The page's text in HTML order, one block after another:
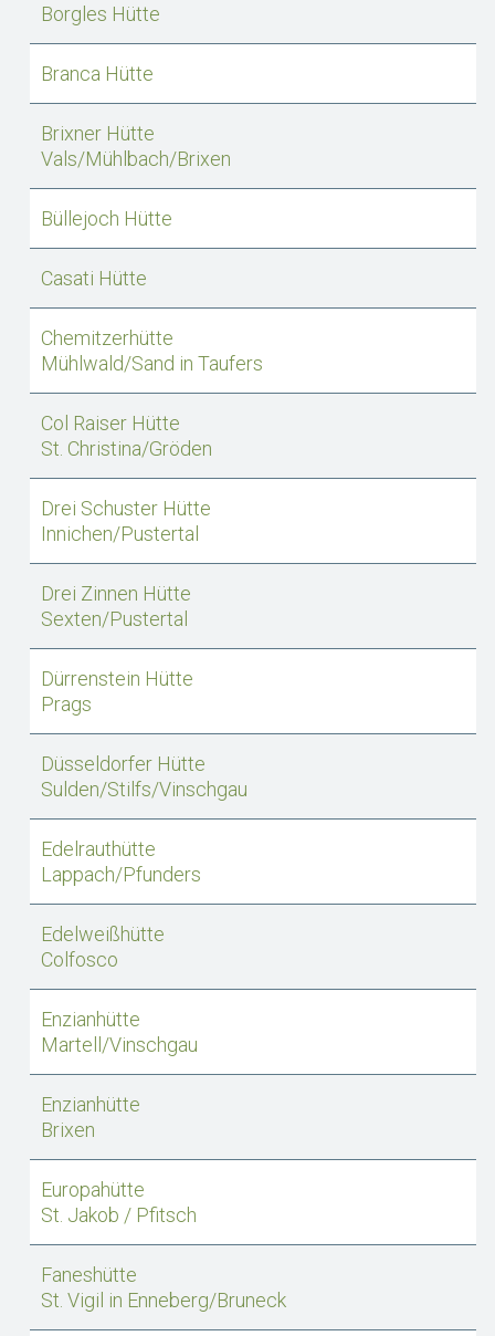
Borgles Hütte
Branca Hütte
Brixner Hütte
Vals/Mühlbach/Brixen
Büllejoch Hütte
Casati Hütte
Chemitzerhütte
Mühlwald/Sand in Taufers
Col Raiser Hütte
St. Christina/Gröden
Drei Schuster Hütte
Innichen/Pustertal
Drei Zinnen Hütte
Sexten/Pustertal
Dürrenstein Hütte
Prags
Düsseldorfer Hütte
Sulden/Stilfs/Vinschgau
Edelrauthütte
Lappach/Pfunders
Edelweißhütte
Colfosco
Enzianhütte
Martell/Vinschgau
Enzianhütte
Brixen
Europahütte
St. Jakob / Pfitsch
Faneshütte
St. Vigil in Enneberg/Bruneck